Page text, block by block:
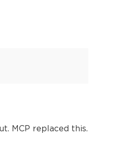
MCP replaced this.